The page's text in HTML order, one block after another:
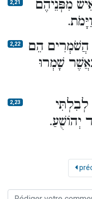
2,21
מִפְּנֵיהֶם
2,22
הֲשֹׁמְרִים הֵם
שָׁמְרוּ
2,23
לְבִלְתִּי
יְהוֹשֻׁעַ.